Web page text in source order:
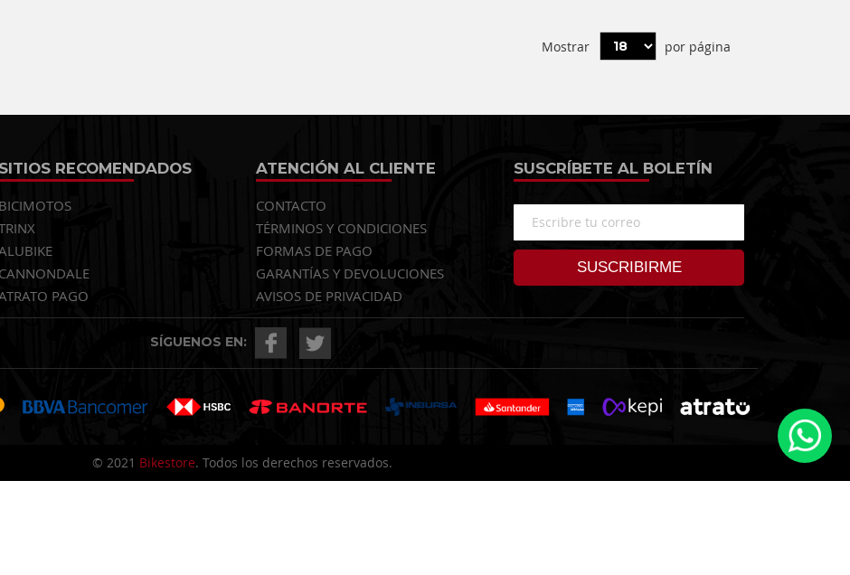
Mostrar por página
SITIOS RECOMENDADOS
BICIMOTOS
CANNONDALE
PAGO
ATENCIÓN AL CLIENTE
CONTACTO
TÉRMINOS Y CONDICIONES
FORMAS DE PAGO
GARANTÍAS Y DEVOLUCIONES
AVISOS DE PRIVACIDAD
SUSCRÍBETE AL BOLETÍN
SÍGUENOS EN:
© 2021 Bikestore. Todos los derechos reservados.